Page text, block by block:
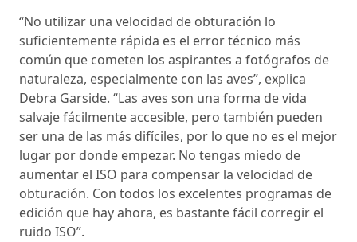
“No utilizar una velocidad de obturación lo
suficientemente rápida es el error técnico más
común que cometen los aspirantes a fotógrafos de
naturaleza, especialmente con las aves”, explica
Debra Garside. “Las aves son una forma de vida
salvaje fácilmente accesible, pero también pueden
ser una de las más difíciles, por lo que no es el mejor
lugar por donde empezar. No tengas miedo de
aumentar el ISO para compensar la velocidad de
obturación. Con todos los excelentes programas de
edición que hay ahora, es bastante fácil corregir el
ruido ISO”.